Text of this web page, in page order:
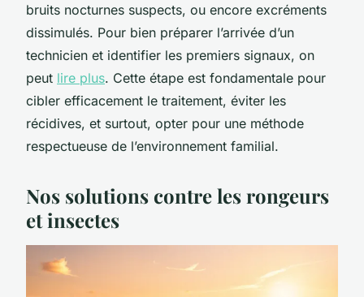
bruits nocturnes suspects, ou encore excréments
dissimulés. Pour bien préparer l’arrivée d’un
technicien et identifier les premiers signaux, on
peut lire plus. Cette étape est fondamentale pour
cibler efficacement le traitement, éviter les
récidives, et surtout, opter pour une méthode
respectueuse de l’environnement familial.
Nos solutions contre les rongeurs
et insectes